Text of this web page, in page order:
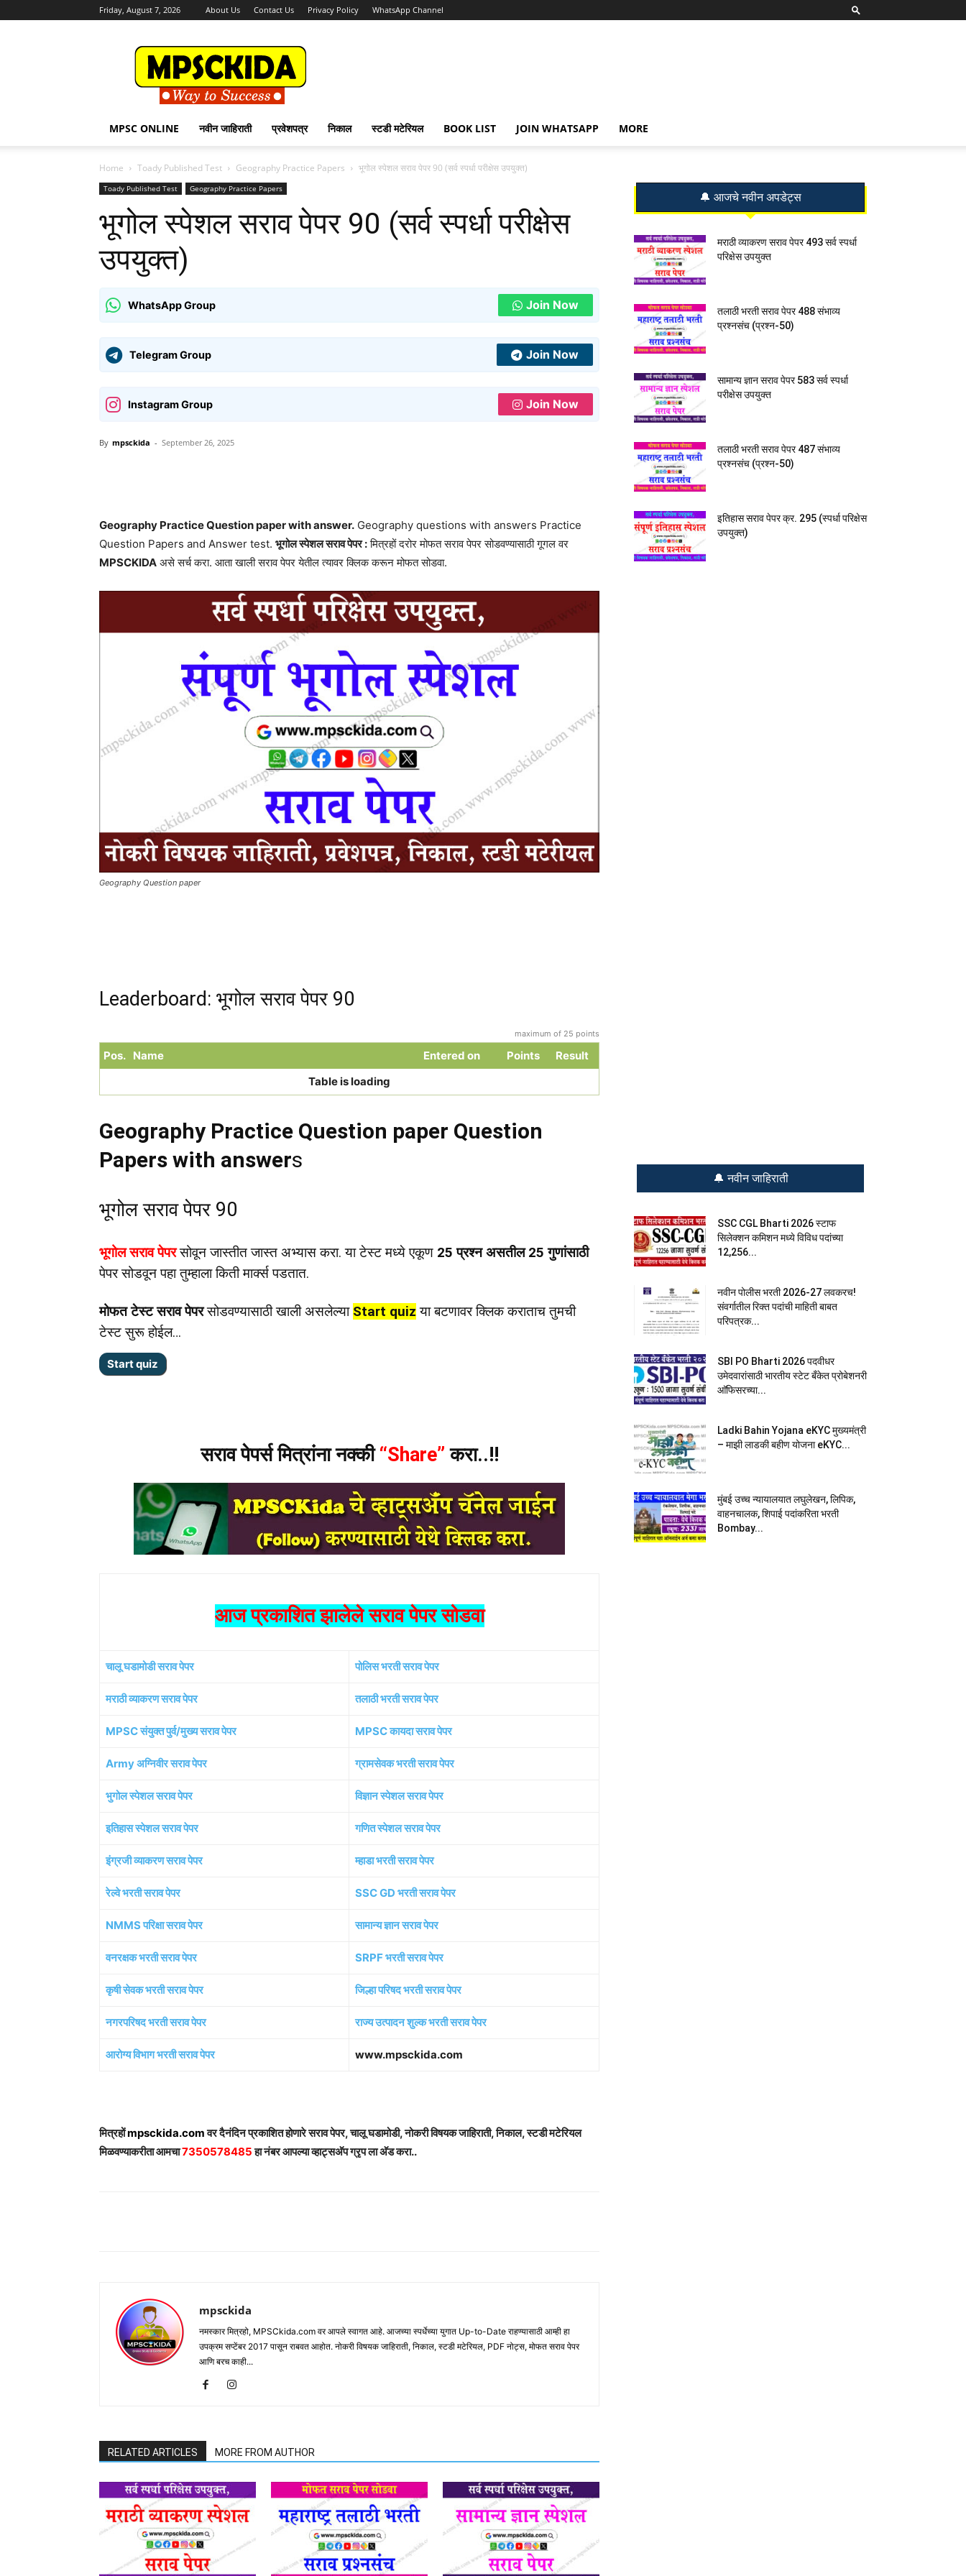
Friday, August 7, 2026 About Us Contact Us Privacy Policy WhatsApp Channel
MPSCKida.com
सर्व
नवीन
जाहिराती
Letest
Jobs
MPSC ONLINE नवीन जाहिराती प्रवेशपत्र निकाल स्टडी मटेरियल BOOK LIST JOIN WHATSAPP MORE
Home Toady Published Test Geography Practice Papers भूगोल स्पेशल सराव पेपर 90 (सर्व स्पर्धा परीक्षेस उपयुक्त)
Toady Published Test Geography Practice Papers
भूगोल स्पेशल सराव पेपर 90 (सर्व स्पर्धा परीक्षेस
उपयुक्त)
WhatsApp Group Join Now
Telegram Group Join Now
Instagram Group Join Now
By mpsckida - September 26, 2025
Geography Practice Question paper with answer. Geography questions with answers Practice
Question Papers and Answer test. भूगोल स्पेशल सराव पेपर :मित्रहों दरोर मोफत सराव पेपर सोडवण्यासाठी गूगल वर
MPSCKIDA असे सर्च करा. आता खाली सराव पेपर येतील त्यावर क्लिक करून मोफत सोडवा.
Geography Question paper
Leaderboard: भूगोल सराव पेपर 90
maximum of 25 points
Pos. Name Entered on Points
Result
Table is loading
Geography Practice Question paper Question
Papers with answers
भूगोल सराव पेपर 90
भूगोल सराव पेपरसोवून जास्तीत जास्त अभ्यास करा. या टेस्ट मध्ये एकूण 25 प्रश्न असतील 25 गुणांसाठी
पेपर सोडवून पहा तुम्हाला किती मार्क्स पडतात.
मोफत टेस्ट सराव पेपरसोडवण्यासाठी खाली असलेल्या Start quiz या बटणावर क्लिक कराताच तुमची
टेस्ट सुरू होईल…
सराव पेपर्स मित्रांना नक्की“Share” करा..!!
आज प्रकाशित झालेले सराव पेपर सोडवा
चालू घडामोडी सराव पेपर पोलिस भरती सराव पेपर
मराठी व्याकरण सराव पेपर तलाठी भरती सराव पेपर
MPSC संयुक्त पुर्व/मुख्य सराव पेपर MPSC कायदा सराव पेपर
Army अग्निवीर सराव पेपर ग्रामसेवक भरती सराव पेपर
भुगोल स्पेशल सराव पेपर विज्ञान स्पेशल सराव पेपर
इतिहास स्पेशल सराव पेपर गणित स्पेशल सराव पेपर
इंग्रजी व्याकरण सराव पेपर म्हाडा भरती सराव पेपर
रेल्वे भरती सराव पेपर SSC GD भरती सराव पेपर
NMMS परिक्षा सराव पेपर सामान्य ज्ञान सराव पेपर
वनरक्षक भरती सराव पेपर SRPF भरती सराव पेपर
कृषी सेवक भरती सराव पेपर जिल्हा परिषद भरती सराव पेपर
नगरपरिषद भरती सराव पेपर राज्य उत्पादन शुल्क भरती सराव पेपर
आरोग्य विभाग भरती सराव पेपर www.mpsckida.com
मित्रहोंmpsckida.comवर दैनंदिन प्रकाशित होणारे सराव पेपर, चालू घडामोडी, नोकरी विषयक जाहिराती, निकाल, स्टडी मटेरियल
मिळवण्याकरीता आमचा7350578485हा नंबर आपल्या व्हाट्सअ‍ॅप ग्रृप ला अ‍ॅड करा..
mpsckida
नमस्कार मित्रहो, MPSCkida.com वर आपले स्वागत आहे. आजच्या स्पर्धेच्या युगात Up-to-Date राहण्यासाठी आम्ही हा
उपक्रम सप्टेंबर 2017 पासून राबवत आहोत. नोकरी विषयक जाहिराती, निकाल, स्टडी मटेरियल, PDF नोट्स, मोफत सराव पेपर
आणि बरच काही...
RELATED ARTICLES MORE FROM AUTHOR
🔔 आजचे नवीन अपडेट्स
मराठी व्याकरण सराव पेपर 493 सर्व स्पर्धा
परिक्षेस उपयुक्त
तलाठी भरती सराव पेपर 488 संभाव्य
प्रश्नसंच (प्रश्न-50)
सामान्य ज्ञान सराव पेपर 583 सर्व स्पर्धा
परीक्षेस उपयुक्त
तलाठी भरती सराव पेपर 487 संभाव्य
प्रश्नसंच (प्रश्न-50)
इतिहास सराव पेपर क्र. 295 (स्पर्धा परिक्षेस
उपयुक्त)
🔔 नवीन जाहिराती
SSC CGL Bharti 2026 स्टाफ
सिलेक्शन कमिशन मध्ये विविध पदांच्या
12,256...
नवीन पोलीस भरती 2026-27 लवकरच!
संवर्गातील रिक्त पदांची माहिती बाबत
परिपत्रक...
SBI PO Bharti 2026 पदवीधर
उमेदवारांसाठी भारतीय स्टेट बँकेत प्रोबेशनरी
आ‍ॅफिसरच्या...
Ladki Bahin Yojana eKYC मुख्यमंत्री
– माझी लाडकी बहीण योजना eKYC...
मुंबई उच्च न्यायालयात लघुलेखन, लिपिक,
वाहनचालक, शिपाई पदांकरिता भरती
Bombay...